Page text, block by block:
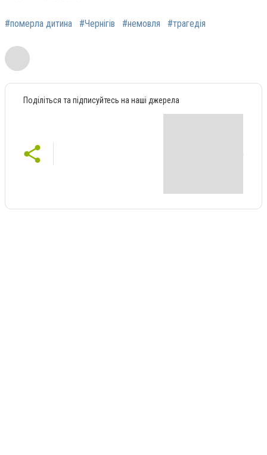
#померла дитина #Чернігів #немовля #трагедія
Поділіться та підписуйтесь на наші джерела